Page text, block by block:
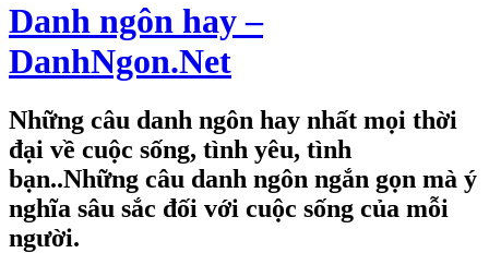
Danh ngôn hay –
DanhNgon.Net
Những câu danh ngôn hay nhất mọi thời
đại về cuộc sống, tình yêu, tình
bạn..Những câu danh ngôn ngắn gọn mà ý
nghĩa sâu sắc đối với cuộc sống của mỗi
người.